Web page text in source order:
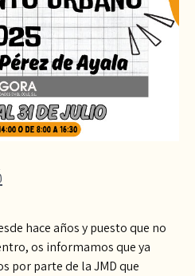
hace años y puesto que no
os informamos que ya
por parte de la JMD que